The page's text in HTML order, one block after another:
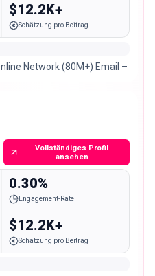
$12.2K+
Schätzung pro Beitrag
Network (80M+) Email –
Vollständiges Profil
ansehen
0.30%
Engagement-Rate
$12.2K+
Schätzung pro Beitrag